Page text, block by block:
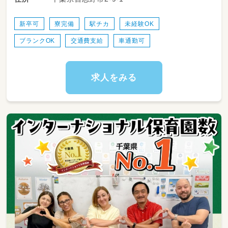
います。
新卒可 寮完備 駅チカ 未経験OK
ブランクOK 交通費支給 車通勤可
求人をみる